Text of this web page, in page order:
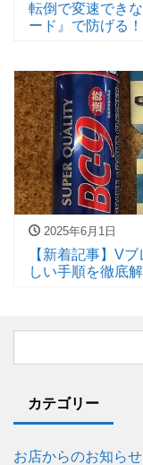
転倒で変速でき
ード』で防げる！
2025年6月1日
【新着記事】V
しい手順を徹底
カテゴリー
お店からのお知らせ